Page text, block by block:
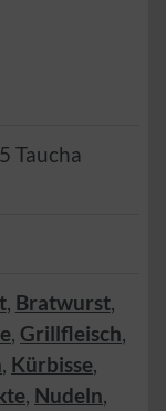
Taucha
, Bratwurst,
, Grillfleisch,
, Kürbisse,
, Nudeln,